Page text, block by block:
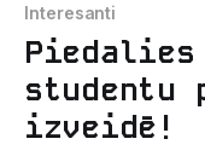
Interesanti
Piedalies
studentu
izveidē!